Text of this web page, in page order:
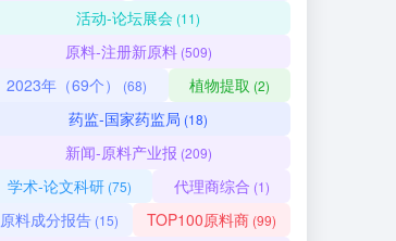
活动-论坛展会 (11)
原料-注册新原料(509)
2023年（69个） (68) 植物提取 (2)
药监-国家药监局 (18)
新闻-原料产业报 (209)
学术-论文科研(75) 代理商综合 (1)
原料成分报告 (15) TOP100原料商 (99)